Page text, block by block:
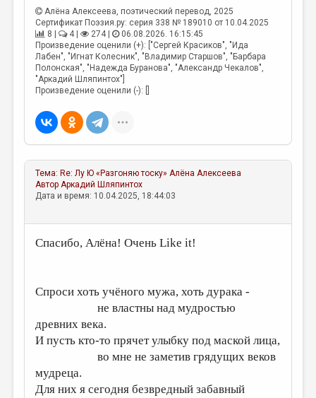
КУЛЬТУРОВЕДЕНИЕ
ПУБЛИЦИСТИКА
РЕЦЕНЗИРОВАНИЕ
ЦИКЛЫ ПУБЛИКАЦИЙ
МЕДИА
Алёна Алексеева, поэтический перевод, 2025
Сертификат Поэзия.ру: серия 338 № 189010 от 10.04.2025
8 |
4 | 274 |
06.08.2026. 16:15:45
Произведение оценили (+): ["Сергей Красиков", "Ида
Лабен", "Игнат Колесник", "Владимир Старшов", "Барбара
Полонская", "Надежда Буранова", "Александр Чекалов",
"Аркадий Шляпинтох"]
Произведение оценили (-): []
Тема: Re: Лу Ю «Разгоняю тоску» Алёна Алексеева
АвторАркадий Шляпинтох
Дата и время: 10.04.2025, 18:44:03
Спасибо, Алёна! Очень Like it!
Спроси хоть учёного мужа, хоть дурака -
не властны над мудростью
древних века.
И пусть кто-то прячет улыбку под маской лица,
во мне не заметив грядущих веков
мудреца.
Для них я сегодня безвредный забавный